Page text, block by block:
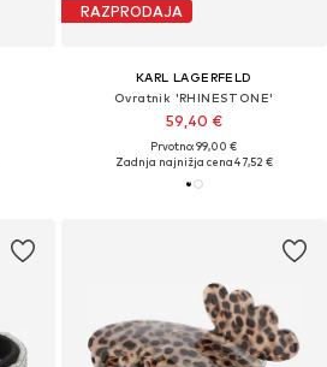
RAZPRODAJA
KARL LAGERFELD
Ovratnik 'RHINESTONE'
59,40 €
Prvotno: 99,00 €
Zadnja najnižja cena47,52 €